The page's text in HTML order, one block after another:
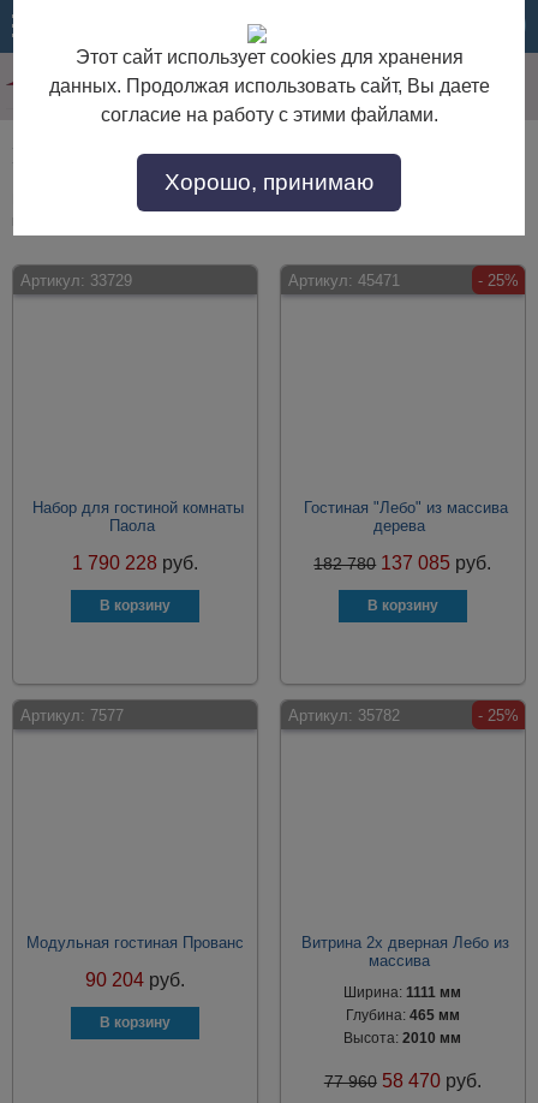
Гостиные в стиле прованс
Гостиные в стиле прованс по выгодной цене. Покупайте в интернет-
Артикул: 33729
Набор для гостиной комнаты
Паола
1 790 228 руб.
Артикул: 45471 - 25%
Гостиная "Лебо" из массива
дерева
182 780 137 085 руб.
Артикул: 7577
Модульная гостиная Прованс
90 204 руб.
Артикул: 35782 - 25%
Витрина 2х дверная Лебо из
массива
Ширина:1111 мм
Глубина: 465 мм
Высота:2010 мм
77 960 58 470 руб.
Этот сайт использует cookies для хранения
данных. Продолжая использовать сайт, Вы даете
согласие на работу с этими файлами.
Хорошо, принимаю